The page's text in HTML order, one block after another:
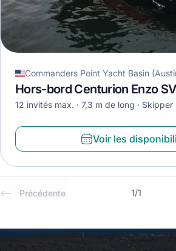
Hors-bord Centurion Enzo
12 invités max. 7,3 m de long Skipper
Voir les
Précédente 1/1